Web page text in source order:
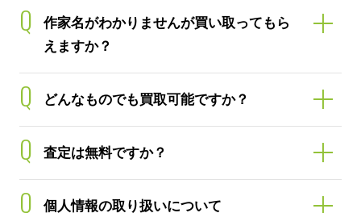
Q
作家名がわかりませんが買い取ってもら
えますか？
Q どんなものでも買取可能ですか？
Q 査定は無料ですか？
Q 個人情報の取り扱いについて